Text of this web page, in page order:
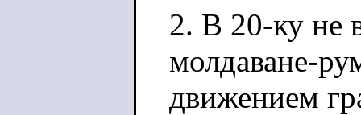
2. В 20-ку не
молдаване-
движением